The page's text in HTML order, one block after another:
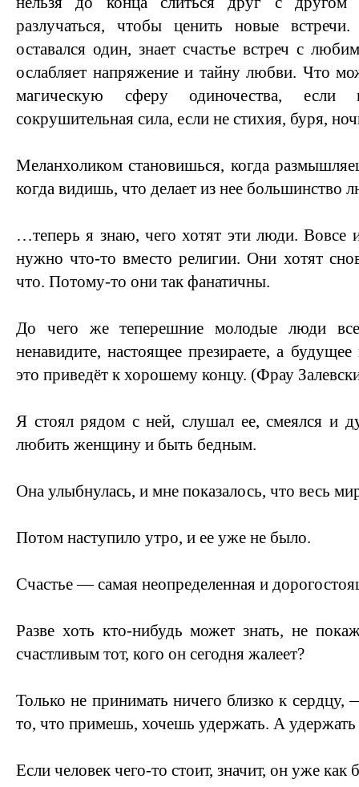
разлучаться, чтобы ценить новые
оставался один, знает счастье встреч с
ослабляет напряжение и тайну любви. Что
магическую сферу одиночества,
сокрушительная сила, если не стихия, буря,
Меланхоликом становишься, когда
когда видишь, что делает из нее большинство
…теперь я знаю, чего хотят эти люди.
нужно что-то вместо религии. Они хотят
что. Потому-то они так фанатичны.
До чего же теперешние молодые люди
ненавидите, настоящее презираете, а
это приведёт к хорошему концу. (Фрау
Я стоял рядом с ней, слушал ее, смеялся и
любить женщину и быть бедным.
Она улыбнулась, и мне показалось, что весь
Потом наступило утро, и ее уже не было.
Счастье — самая неопределенная и
Разве хоть кто-нибудь может знать, не
счастливым тот, кого он сегодня жалеет?
Только не принимать ничего близко к
то, что примешь, хочешь удержать. А удержать
Если человек чего-то стоит, значит, он уже